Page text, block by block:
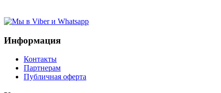
Информация
Контакты
Партнерам
Публичная оферта